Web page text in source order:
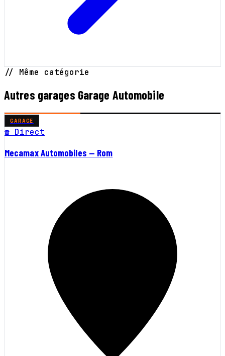
// Même catégorie
Autres garages Garage Automobile
GARAGE
☎ Direct
Mecamax Automobiles — Rom